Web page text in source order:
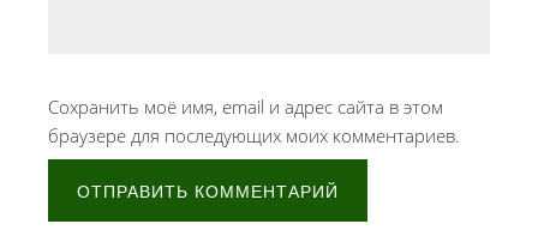
Сохранить моё имя, email и адрес сайта в этом
браузере для последующих моих комментариев.